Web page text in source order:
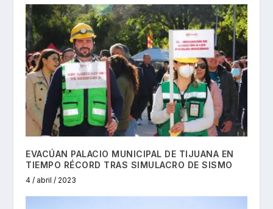
EVACÚAN PALACIO MUNICIPAL DE TIJUANA EN
TIEMPO RÉCORD TRAS SIMULACRO DE SISMO
4 / abril / 2023